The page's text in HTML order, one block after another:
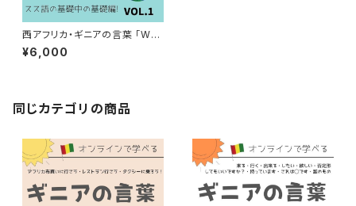
西アフリカ・ギニアの言葉 「WO
NTANARA スス語オンラインレ
ッスン」教材VOL.1 スス語基礎
¥6,000
同じカテゴリの商品